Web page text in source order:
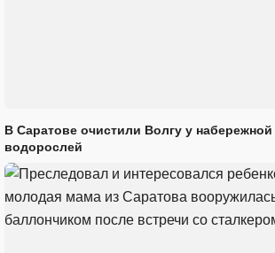
В Саратове очистили Волгу у
водорослей